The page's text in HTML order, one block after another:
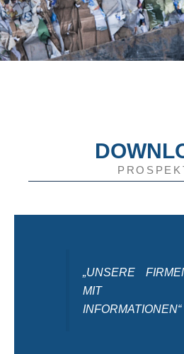
„UNSERE
MIT
INFORMATIONEN“